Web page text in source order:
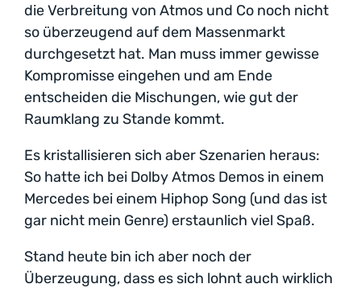
die Verbreitung von Atmos und Co noch nicht
so überzeugend auf dem Massenmarkt
durchgesetzt hat. Man muss immer gewisse
Kompromisse eingehen und am Ende
entscheiden die Mischungen, wie gut der
Raumklang zu Stande kommt.
Es kristallisieren sich aber Szenarien heraus:
So hatte ich bei Dolby Atmos Demos in einem
Mercedes bei einem Hiphop Song (und das ist
gar nicht mein Genre) erstaunlich viel Spaß.
Stand heute bin ich aber noch der
Überzeugung, dass es sich lohnt auch wirklich